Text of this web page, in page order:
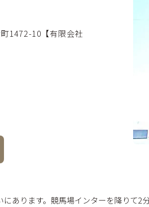
1472-10【有限会社
あります。競馬場インターを降りて2